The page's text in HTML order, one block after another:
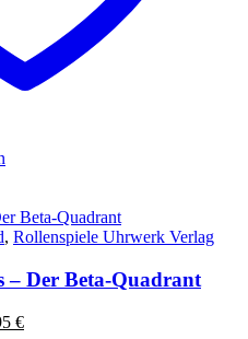
, Rollenspiele Uhrwerk Verlag
– Der Beta-Quadrant
€Aktueller